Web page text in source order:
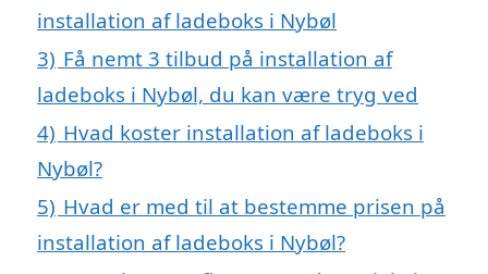
installation af ladeboks i Nybøl
3) Få nemt 3 tilbud på installation af
ladeboks i Nybøl, du kan være tryg ved
4) Hvad koster installation af ladeboks i
Nybøl?
5) Hvad er med til at bestemme prisen på
installation af ladeboks i Nybøl?